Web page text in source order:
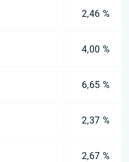
2,46 %
4,00 %
6,65 %
2,37 %
2,67 %